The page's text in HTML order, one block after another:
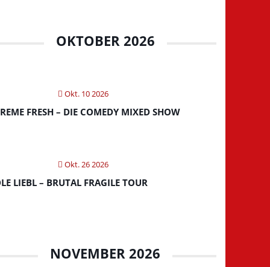
OKTOBER 2026
Okt. 10 2026
FRESH – DIE COMEDY MIXED SHOW
Okt. 26 2026
LIEBL – BRUTAL FRAGILE TOUR
NOVEMBER 2026